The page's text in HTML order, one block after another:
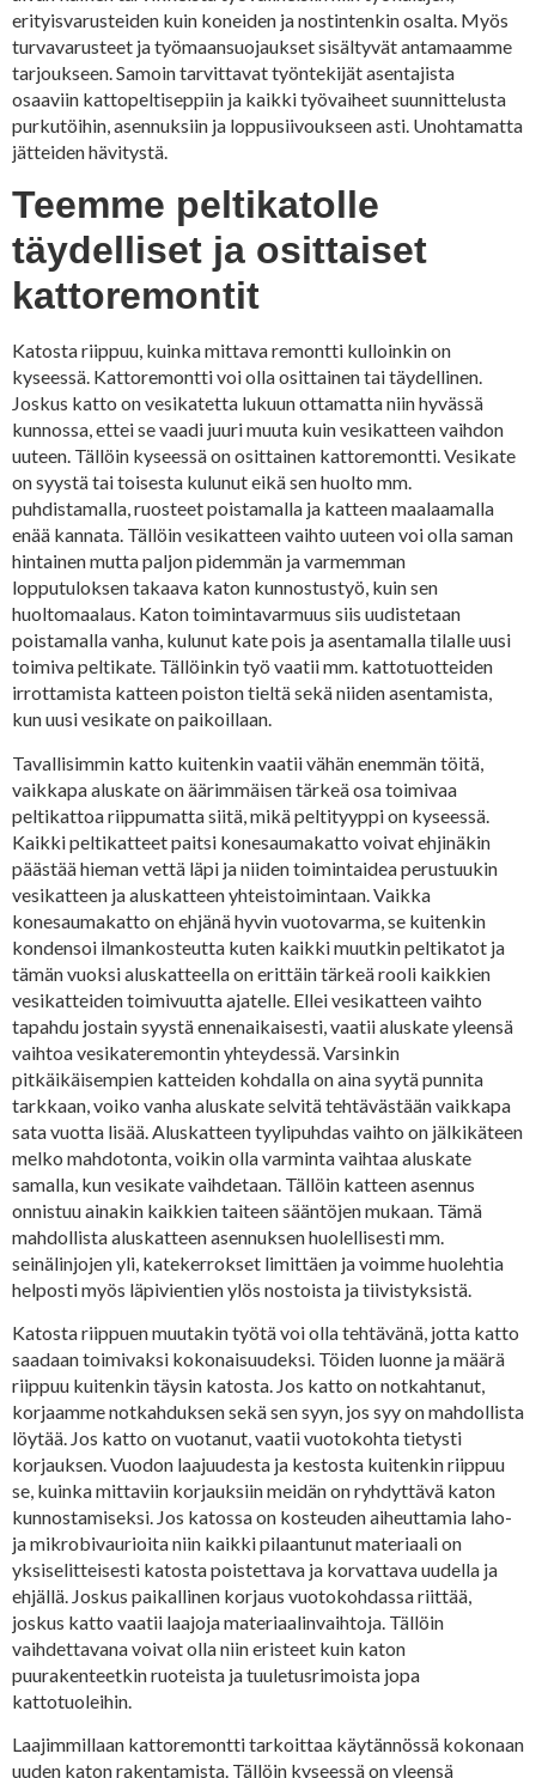
erityisvarusteiden kuin koneiden ja nostintenkin osalta. Myös
turvavarusteet ja työmaansuojaukset sisältyvät antamaamme
tarjoukseen. Samoin tarvittavat työntekijät asentajista
osaaviin kattopeltiseppiin ja kaikki työvaiheet suunnittelusta
purkutöihin, asennuksiin ja loppusiivoukseen asti. Unohtamatta
jätteiden hävitystä.
Teemme peltikatolle
täydelliset ja osittaiset
kattoremontit
Katosta riippuu, kuinka mittava remontti kulloinkin on
kyseessä. Kattoremontti voi olla osittainen tai täydellinen.
Joskus katto on vesikatetta lukuun ottamatta niin hyvässä
kunnossa, ettei se vaadi juuri muuta kuin vesikatteen vaihdon
uuteen. Tällöin kyseessä on osittainen kattoremontti. Vesikate
on syystä tai toisesta kulunut eikä sen huolto mm.
puhdistamalla, ruosteet poistamalla ja katteen maalaamalla
enää kannata. Tällöin vesikatteen vaihto uuteen voi olla saman
hintainen mutta paljon pidemmän ja varmemman
lopputuloksen takaava katon kunnostustyö, kuin sen
huoltomaalaus. Katon toimintavarmuus siis uudistetaan
poistamalla vanha, kulunut kate pois ja asentamalla tilalle uusi
toimiva peltikate. Tällöinkin työ vaatii mm. kattotuotteiden
irrottamista katteen poiston tieltä sekä niiden asentamista,
kun uusi vesikate on paikoillaan.
Tavallisimmin katto kuitenkin vaatii vähän enemmän töitä,
vaikkapa aluskate on äärimmäisen tärkeä osa toimivaa
peltikattoa riippumatta siitä, mikä peltityyppi on kyseessä.
Kaikki peltikatteet paitsi konesaumakatto voivat ehjinäkin
päästää hieman vettä läpi ja niiden toimintaidea perustuukin
vesikatteen ja aluskatteen yhteistoimintaan. Vaikka
konesaumakatto on ehjänä hyvin vuotovarma, se kuitenkin
kondensoi ilmankosteutta kuten kaikki muutkin peltikatot ja
tämän vuoksi aluskatteella on erittäin tärkeä rooli kaikkien
vesikatteiden toimivuutta ajatelle. Ellei vesikatteen vaihto
tapahdu jostain syystä ennenaikaisesti, vaatii aluskate yleensä
vaihtoa vesikateremontin yhteydessä. Varsinkin
pitkäikäisempien katteiden kohdalla on aina syytä punnita
tarkkaan, voiko vanha aluskate selvitä tehtävästään vaikkapa
sata vuotta lisää. Aluskatteen tyylipuhdas vaihto on jälkikäteen
melko mahdotonta, voikin olla varminta vaihtaa aluskate
samalla, kun vesikate vaihdetaan. Tällöin katteen asennus
onnistuu ainakin kaikkien taiteen sääntöjen mukaan. Tämä
mahdollista aluskatteen asennuksen huolellisesti mm.
seinälinjojen yli, katekerrokset limittäen ja voimme huolehtia
helposti myös läpivientien ylös nostoista ja tiivistyksistä.
Katosta riippuen muutakin työtä voi olla tehtävänä, jotta katto
saadaan toimivaksi kokonaisuudeksi. Töiden luonne ja määrä
riippuu kuitenkin täysin katosta. Jos katto on notkahtanut,
korjaamme notkahduksen sekä sen syyn, jos syy on mahdollista
löytää. Jos katto on vuotanut, vaatii vuotokohta tietysti
korjauksen. Vuodon laajuudesta ja kestosta kuitenkin riippuu
se, kuinka mittaviin korjauksiin meidän on ryhdyttävä katon
kunnostamiseksi. Jos katossa on kosteuden aiheuttamia laho-
ja mikrobivaurioita niin kaikki pilaantunut materiaali on
yksiselitteisesti katosta poistettava ja korvattava uudella ja
ehjällä. Joskus paikallinen korjaus vuotokohdassa riittää,
joskus katto vaatii laajoja materiaalinvaihtoja. Tällöin
vaihdettavana voivat olla niin eristeet kuin katon
puurakenteetkin ruoteista ja tuuletusrimoista jopa
kattotuoleihin.
Laajimmillaan kattoremontti tarkoittaa käytännössä kokonaan
uuden katon rakentamista. Tällöin kyseessä on yleensä